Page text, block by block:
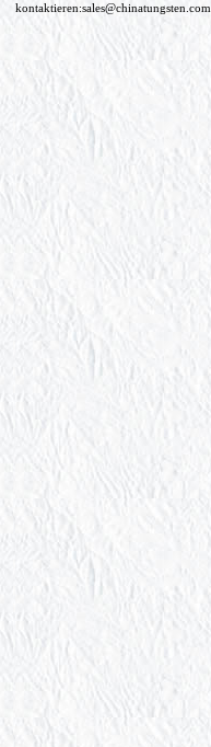
kontaktieren:sales@chinatungsten.com